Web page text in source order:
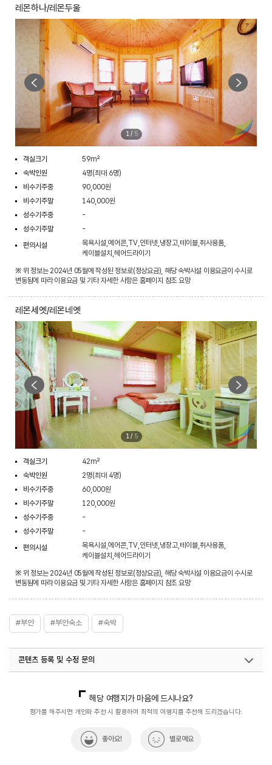
레몬하나/레몬두울
1/ 5
객실크기
59m²
숙박인원
4명(최대 6명)
비수기주중
90,000원
비수기주말
140,000원
성수기주중
-
성수기주말
-
편의시설
목욕시설,에어콘,TV,인터넷,냉장고,테이블,취사용품,
케이블설치,헤어드라이기
※ 위 정보는 2024년 05월에 작성된 정보로(정상요금), 해당 숙박시설 이용요금이 수시로
변동됨에 따라 이용요금 및 기타 자세한 사항은 홈페이지 참조 요망
레몬세엣/레몬네엣
1/ 5
객실크기
42m²
숙박인원
2명(최대 4명)
비수기주중
60,000원
비수기주말
120,000원
성수기주중
-
성수기주말
-
편의시설
목욕시설,에어콘,TV,인터넷,냉장고,테이블,취사용품,
케이블설치,헤어드라이기
※ 위 정보는 2024년 05월에 작성된 정보로(정상요금), 해당 숙박시설 이용요금이 수시로
변동됨에 따라 이용요금 및 기타 자세한 사항은 홈페이지 참조 요망
#부안 #부안숙소 #숙박
콘텐츠 등록 및 수정 문의
해당 여행지가 마음에 드시나요?
평가를 해주시면 개인화 추천 시 활용하여 최적의 여행지를 추천해 드리겠습니다.
좋아요! 별로예요